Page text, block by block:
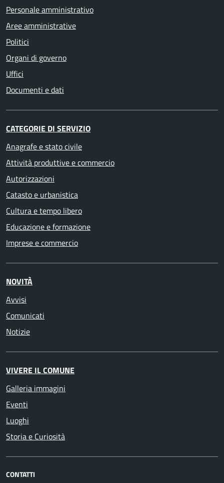
Personale amministrativo
Aree amministrative
Politici
Organi di governo
Uffici
Documenti e dati
CATEGORIE DI SERVIZIO
Anagrafe e stato civile
Attività produttive e commercio
Autorizzazioni
Catasto e urbanistica
Cultura e tempo libero
Educazione e formazione
Imprese e commercio
NOVITÀ
Avvisi
Comunicati
Notizie
VIVERE IL COMUNE
Galleria immagini
Eventi
Luoghi
Storia e Curiosità
CONTATTI